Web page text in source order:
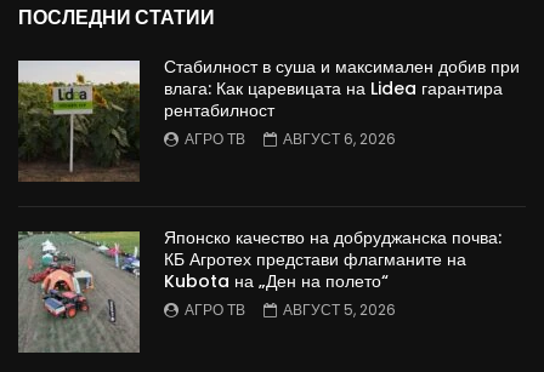
ПОСЛЕДНИ СТАТИИ
Стабилност в суша и максимален добив при
влага: Как царевицата на Lidea гарантира
рентабилност
АГРО ТВ АВГУСТ 6, 2026
Японско качество на добруджанска почва:
КБ Агротех представи флагманите на
Kubota на „Ден на полето“
АГРО ТВ АВГУСТ 5, 2026